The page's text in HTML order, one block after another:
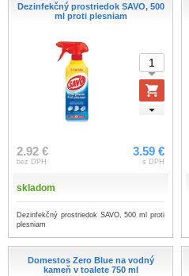
Dezinfekčný prostriedok SAVO, 500
ml proti plesniam
2.92 €
bez DPH
3.59 €
s DPH
skladom
Dezinfekčný prostriedok SAVO, 500 ml proti
plesniam
Domestos Zero Blue na vodný
kameň v toalete 750 ml